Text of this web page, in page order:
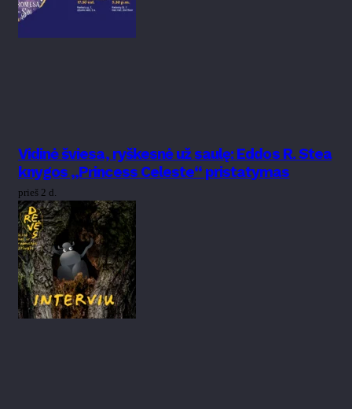
Vidinė šviesa, ryškesnė už saulę: Eddos R. Stea
knygos „Princess Celeste“ pristatymas
prieš 2 d.